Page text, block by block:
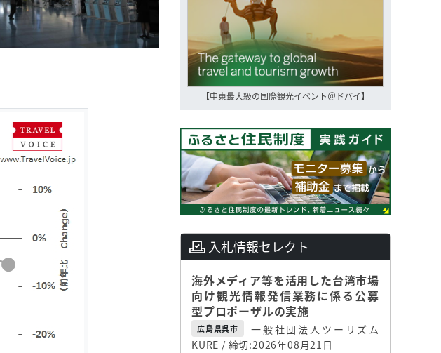
【中東最大級の国際観光イベント＠ドバイ】
入札情報セレクト
海外メディア等を活用した台湾市場
向け観光情報発信業務に係る公募
型プロポーザルの実施
広島県呉市
一般社団法人ツーリズム
KURE / 締切:2026年08月21日